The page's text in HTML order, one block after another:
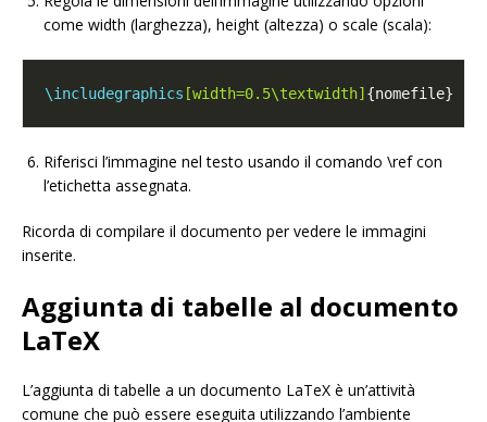
come width (larghezza), height (altezza) o scale (scala):
\includegraphics [width=0.5\textwidth]
Riferisci l’immagine nel testo usando il comando \ref con
l’etichetta assegnata.
Ricorda di compilare il documento per vedere le immagini
inserite.
Aggiunta di tabelle al documento
LaTeX
L’aggiunta di tabelle a un documento LaTeX è un’attività
comune che può essere eseguita utilizzando l’ambiente